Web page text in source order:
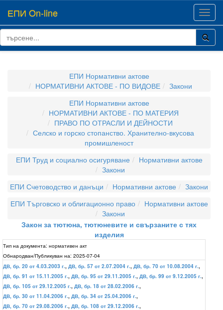
ЕПИ On-line
ЕПИ Нормативни актове
НОРМАТИВНИ АКТОВЕ - ПО ВИДОВЕ
Закони
ЕПИ Нормативни актове
НОРМАТИВНИ АКТОВЕ - ПО МАТЕРИЯ
ПРАВО ПО ОТРАСЛИ И ДЕЙНОСТИ
Селско и горско стопанство. Хранително-вкусова
промишленост
ЕПИ Труд и социално осигуряване
Нормативни актове
Закони
ЕПИ Счетоводство и данъци
Нормативни актове
Закони
ЕПИ Търговско и облигационно право
Нормативни актове
Закони
Закон за тютюна, тютюневите и свързаните с тях
изделия
Тип на документа: нормативен акт
Обнародван/Публикуван на: 2025-07-04
ДВ, бр. 20 от 4.03.2003 г., ДВ, бр. 57 от 2.07.2004 г., ДВ, бр. 70 от 10.08.2004 г.,
ДВ, бр. 91 от 15.11.2005 г., ДВ, бр. 95 от 29.11.2005 г., ДВ, бр. 99 от 9.12.2005 г.,
ДВ, бр. 105 от 29.12.2005 г., ДВ, бр. 18 от 28.02.2006 г.,
ДВ, бр. 30 от 11.04.2006 г., ДВ, бр. 34 от 25.04.2006 г.,
ДВ, бр. 70 от 29.08.2006 г., ДВ, бр. 108 от 29.12.2006 г.,